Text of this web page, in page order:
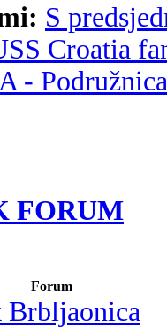
S
Croatia
-
FORUM
Forum
Brbljaonica